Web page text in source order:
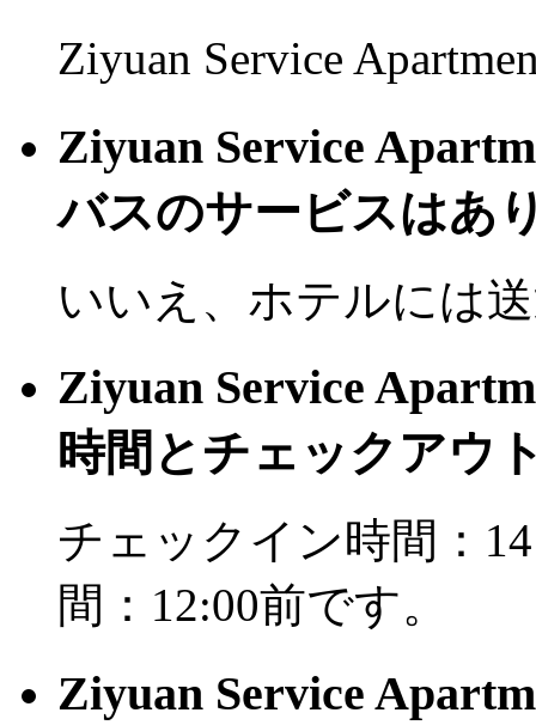
Ziyuan Service
Ziyuan Service
バスのサービスはあ
いいえ、ホテルには
Ziyuan Service
時間とチェックアウ
チェックイン時間：
間：12:00前です。
Ziyuan Service